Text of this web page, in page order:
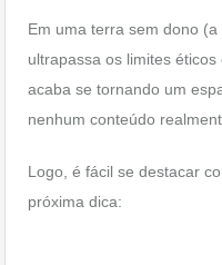
Em uma terra sem dono
ultrapassa os limites
acaba se tornando um
nenhum conteúdo
Logo, é fácil se destacar
próxima dica: